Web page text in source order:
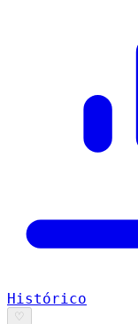
Histórico
♡